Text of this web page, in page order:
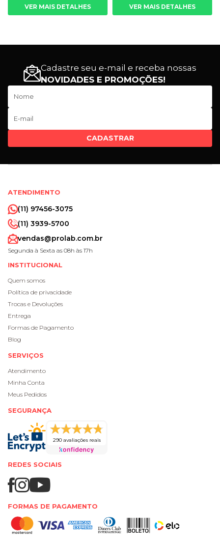
VER MAIS DETALHES VER MAIS DETALHES
Cadastre seu e-mail e receba nossas
NOVIDADES E PROMOÇÕES!
CADASTRAR
ATENDIMENTO
(11) 97456-3075
(11) 3939-5700
vendas@prolab.com.br
Segunda à Sexta as 08h às 17h
INSTITUCIONAL
Quem somos
Política de privacidade
Trocas e Devoluções
Entrega
Formas de Pagamento
Blog
SERVIÇOS
Atendimento
Minha Conta
Meus Pedidos
SEGURANÇA
290 avaliações reais
REDES SOCIAIS
FORMAS DE PAGAMENTO